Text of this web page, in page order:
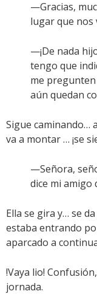
—Gracias,
lugar que nos
—¡De nada
tengo que
me
aún quedan
Sigue caminando…
va a montar … ¡se
—Señora,
dice mi amigo
Ella se gira y… se
estaba entrando
aparcado a
!Vaya lio!
jornada.